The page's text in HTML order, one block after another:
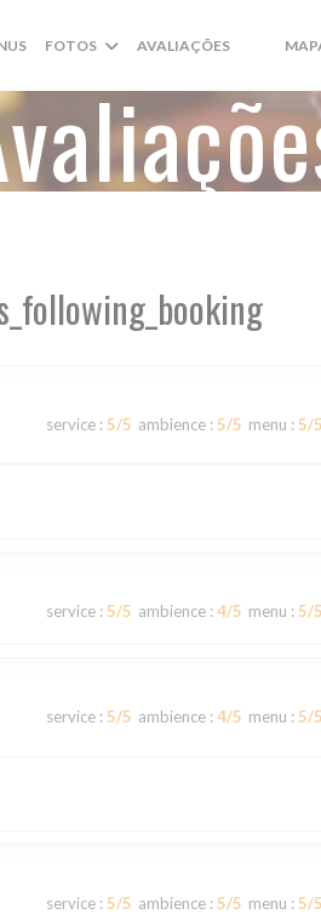
FOTOS AVALIAÇÕES
((ABRE
service: 5/5 ambience: 5/5 menu : 5/5
service: 5/5 ambience: 4/5 menu : 5/5
service: 5/5 ambience: 4/5 menu : 5/5
service: 5/5 ambience: 5/5 menu : 5/5